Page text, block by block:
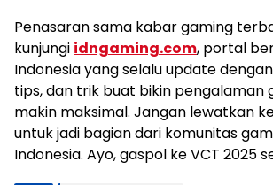
Penasaran sama kabar gaming
kunjungi idngaming.com, portal
Indonesia yang selalu update
tips, dan trik buat bikin pengalaman
makin maksimal. Jangan lewatkan
untuk jadi bagian dari komunitas
Indonesia. Ayo, gaspol ke VCT 2025